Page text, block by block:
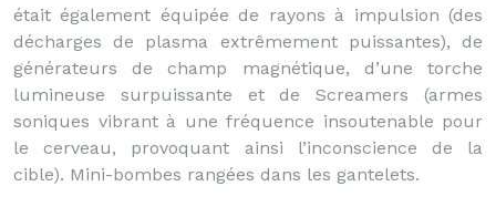
était également équipée de rayons à impulsion (des
décharges de plasma extrêmement puissantes), de
générateurs de champ magnétique, d’une torche
lumineuse surpuissante et de Screamers (armes
soniques vibrant à une fréquence insoutenable pour
le cerveau, provoquant ainsi l’inconscience de la
cible). Mini-bombes rangées dans les gantelets.